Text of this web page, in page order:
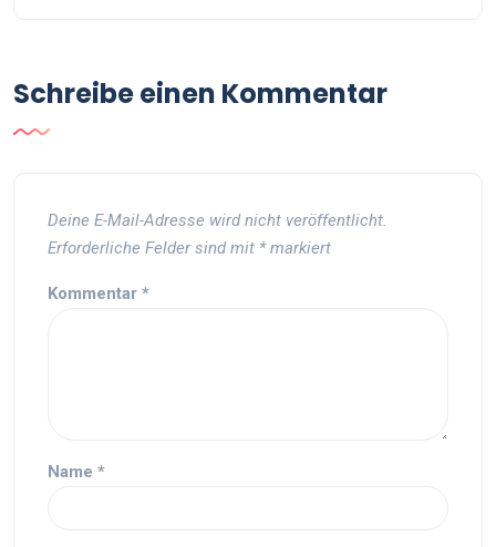
Schreibe einen Kommentar
Deine E-Mail-Adresse wird nicht veröffentlicht.
Erforderliche Felder sind mit *markiert
Kommentar *
Name *